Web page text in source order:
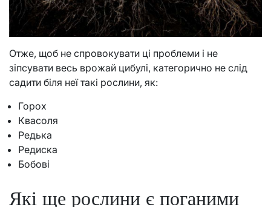
Отже, щоб не спровокувати ці проблеми і не
зіпсувати весь врожай цибулі, категорично не слід
садити біля неї такі рослини, як:
Горох
Квасоля
Редька
Редиска
Бобові
Які ще рослини є поганими